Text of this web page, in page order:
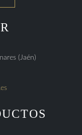
(Jaén)